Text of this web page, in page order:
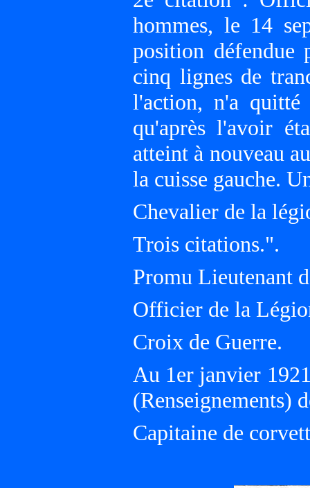
hommes, le 14
position défendue
cinq lignes de
l'action, n'a quitté
qu'après l'avoir
atteint à nouveau
la cuisse gauche.
Chevalier de la
Trois citations.".
Promu Lieutenant
Officier de la
Croix de Guerre.
Au 1er janvier
(Renseignements)
Capitaine de